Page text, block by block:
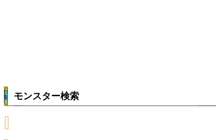
モンスター検索